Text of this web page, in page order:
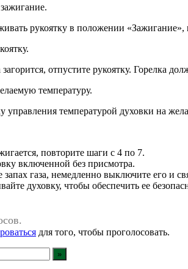
рукоятку в положении «Зажигание»,
отпустите рукоятку. Горелка
температуру.
управления температурой духовки на
повторите шаги с 4 по 7.
включенной без присмотра.
запах газа, немедленно выключите его и
духовку, чтобы обеспечить ее
для того, чтобы проголосовать.